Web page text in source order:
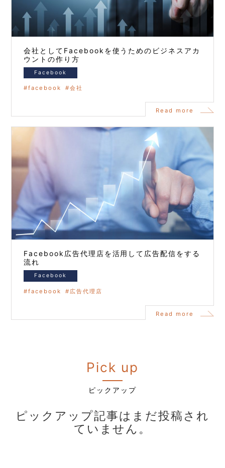
会社としてFacebookを使うためのビジネスアカ
ウントの作り方
Facebook
facebook 会社
Read more
Facebook広告代理店を活用して広告配信をする
流れ
Facebook
facebook 広告代理店
Read more
Pick up
ピックアップ
ピックアップ記事はまだ投稿され
ていません。